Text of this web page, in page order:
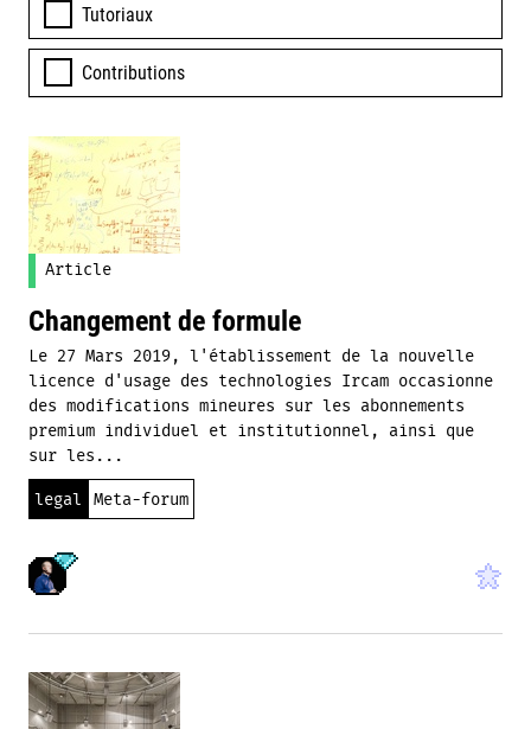
Tutoriaux
Contributions
Article
Changement de formule
Le 27 Mars 2019, l'établissement de la nouvelle
licence d'usage des technologies Ircam occasionne
des modifications mineures sur les abonnements
premium individuel et institutionnel, ainsi que
sur les...
legal Meta-forum